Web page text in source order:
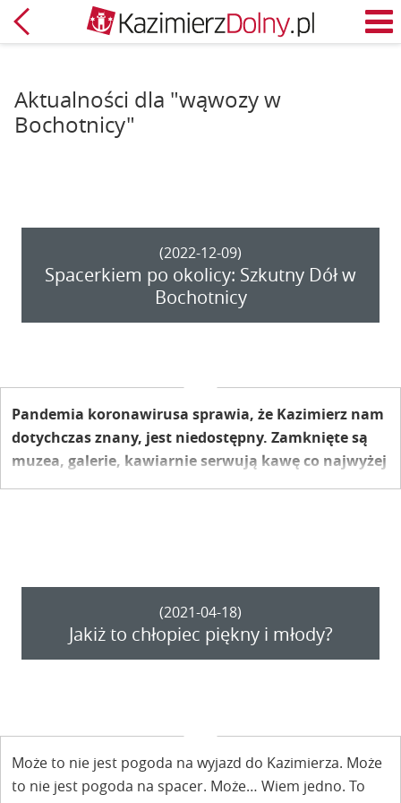
Powrót
Aktualności dla "wąwozy w
Bochotnicy"
(2022-12-09)
Spacerkiem po okolicy: Szkutny Dół w
Bochotnicy
Pandemia koronawirusa sprawia, że Kazimierz nam
dotychczas znany, jest niedostępny. Zamknięte są
muzea, galerie, kawiarnie serwują kawę co najwyżej
na wynos, podobnie działają restauracje. Co w takim
(2021-04-18)
Jakiż to chłopiec piękny i młody?
Może to nie jest pogoda na wyjazd do Kazimierza. Może
to nie jest pogoda na spacer. Może… Wiem jedno. To